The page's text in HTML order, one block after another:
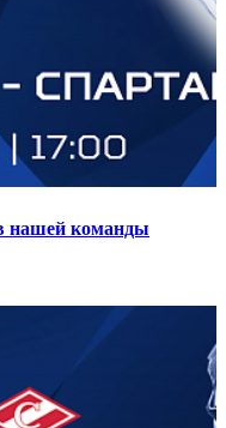
нашей команды